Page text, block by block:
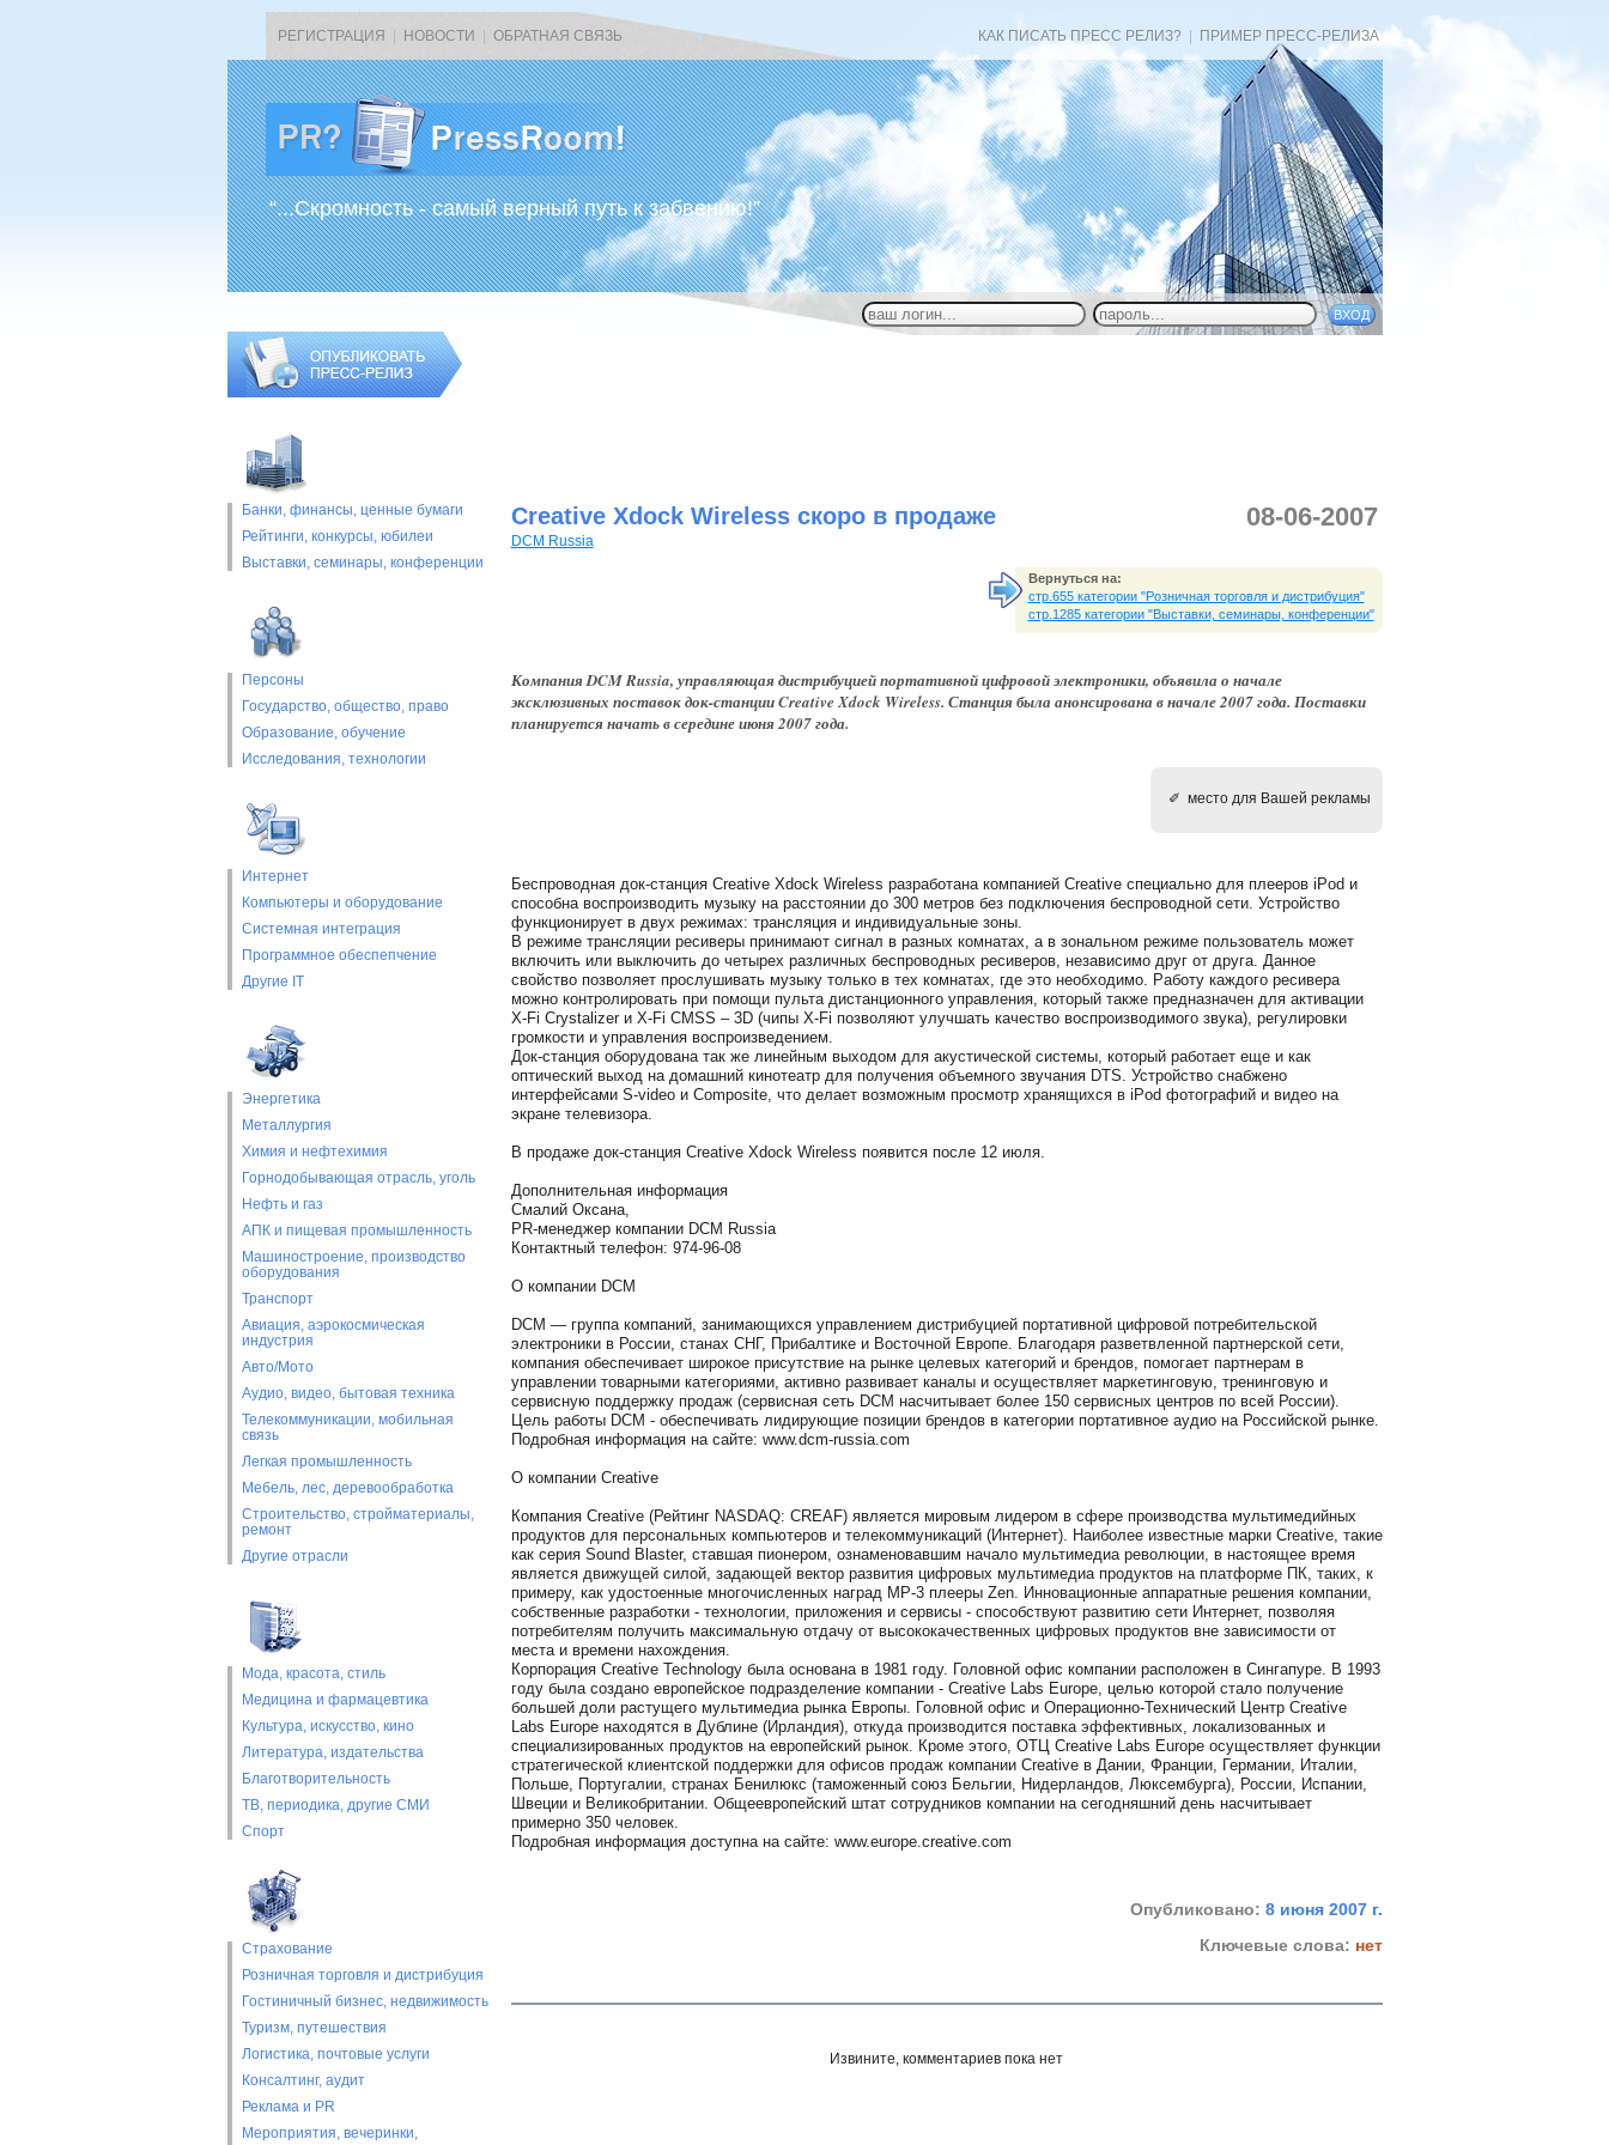
РЕГИСТРАЦИЯ НОВОСТИ ОБРАТНАЯ СВЯЗЬ КАК ПИСАТЬ ПРЕСС РЕЛИЗ? ПРИМЕР ПРЕСС-РЕЛИЗА
“...Скромность - самый верный путь к забвению!”
Банки, финансы, ценные бумаги
Рейтинги, конкурсы, юбилеи
Выставки, cеминары, конференции
Персоны
Государство, общество, право
Образование, обучение
Исследования, технологии
Интернет
Компьютеры и оборудование
Системная интеграция
Программное обеспепчение
Другие IT
Энергетика
Металлургия
Химия и нефтехимия
Горнодобывающая отрасль, уголь
Нефть и газ
АПК и пищевая промышленность
Машиностроение, производство
оборудования
Транспорт
Авиация, аэрокосмическая
индустрия
Авто/Мото
Аудио, видео, бытовая техника
Телекоммуникации, мобильная
связь
Легкая промышленность
Мебель, лес, деревообработка
Строительство, стройматериалы,
ремонт
Другие отрасли
Мода, красота, стиль
Медицина и фармацевтика
Культура, искусство, кино
Литература, издательства
Благотворительность
ТВ, периодика, другие СМИ
Спорт
Страхование
Розничная торговля и дистрибуция
Гостиничный бизнес, недвижимость
Туризм, путешествия
Логистика, почтовые услуги
Консалтинг, аудит
Реклама и PR
Мероприятия, вечеринки,
Creative Xdock Wireless скоро в продаже
DCM Russia
08-06-2007
Вернуться на:
стр.655 категории "Розничная торговля и дистрибуция"
стр.1285 категории "Выставки, cеминары, конференции"
Компания DCM Russia, управляющая дистрибуцией портативной цифровой электроники, объявила о начале
эксклюзивных поставок док-станции Creative Xdock Wireless. Станция была анонсирована в начале 2007 года. Поставки
планируется начать в середине июня 2007 года.
✐ место для Вашей рекламы
Беспроводная док-станция Creative Xdock Wireless разработана компанией Creative специально для плееров iPod и
способна воспроизводить музыку на расстоянии до 300 метров без подключения беспроводной сети. Устройство
функционирует в двух режимах: трансляция и индивидуальные зоны.
В режиме трансляции ресиверы принимают сигнал в разных комнатах, а в зональном режиме пользователь может
включить или выключить до четырех различных беспроводных ресиверов, независимо друг от друга. Данное
свойство позволяет прослушивать музыку только в тех комнатах, где это необходимо. Работу каждого ресивера
можно контролировать при помощи пульта дистанционного управления, который также предназначен для активации
X-Fi Crystalizer и X-Fi CMSS – 3D (чипы X-Fi позволяют улучшать качество воспроизводимого звука), регулировки
громкости и управления воспроизведением.
Док-станция оборудована так же линейным выходом для акустической системы, который работает еще и как
оптический выход на домашний кинотеатр для получения объемного звучания DTS. Устройство снабжено
интерфейсами S-video и Composite, что делает возможным просмотр хранящихся в iPod фотографий и видео на
экране телевизора.
В продаже док-станция Creative Xdock Wireless появится после 12 июля.
Дополнительная информация
Смалий Оксана,
PR-менеджер компании DCM Russia
Контактный телефон: 974-96-08
О компании DCM
DCM — группа компаний, занимающихся управлением дистрибуцией портативной цифровой потребительской
электроники в России, станах СНГ, Прибалтике и Восточной Европе. Благодаря разветвленной партнерской сети,
компания обеспечивает широкое присутствие на рынке целевых категорий и брендов, помогает партнерам в
управлении товарными категориями, активно развивает каналы и осуществляет маркетинговую, тренинговую и
сервисную поддержку продаж (сервисная сеть DCM насчитывает более 150 сервисных центров по всей России).
Цель работы DCM - обеспечивать лидирующие позиции брендов в категории портативное аудио на Российской рынке.
Подробная информация на сайте: www.dcm-russia.com
О компании Creative
Компания Creative (Рейтинг NASDAQ: CREAF) является мировым лидером в сфере производства мультимедийных
продуктов для персональных компьютеров и телекоммуникаций (Интернет). Наиболее известные марки Creative, такие
как серия Sound Blaster, ставшая пионером, ознаменовавшим начало мультимедиа революции, в настоящее время
является движущей силой, задающей вектор развития цифровых мультимедиа продуктов на платформе ПК, таких, к
примеру, как удостоенные многочисленных наград МР-3 плееры Zen. Инновационные аппаратные решения компании,
собственные разработки - технологии, приложения и сервисы - способствуют развитию сети Интернет, позволяя
потребителям получить максимальную отдачу от высококачественных цифровых продуктов вне зависимости от
места и времени нахождения.
Корпорация Creative Technology была основана в 1981 году. Головной офис компании расположен в Сингапуре. В 1993
году была создано европейское подразделение компании - Creative Labs Europe, целью которой стало получение
большей доли растущего мультимедиа рынка Европы. Головной офис и Операционно-Технический Центр Creative
Labs Europe находятся в Дублине (Ирландия), откуда производится поставка эффективных, локализованных и
специализированных продуктов на европейский рынок. Кроме этого, ОТЦ Creative Labs Europe осуществляет функции
стратегической клиентской поддержки для офисов продаж компании Creative в Дании, Франции, Германии, Италии,
Польше, Португалии, странах Бенилюкс (таможенный союз Бельгии, Нидерландов, Люксембурга), России, Испании,
Швеции и Великобритании. Общеевропейский штат сотрудников компании на сегодняшний день насчитывает
примерно 350 человек.
Подробная информация доступна на сайте: www.europe.creative.com
Опубликовано: 8 июня 2007 г.
Ключевые слова: нет
Извините, комментариев пока нет